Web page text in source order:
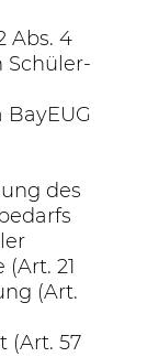
Abs. 4
Schüler-
des
21
(Art.
(Art. 57